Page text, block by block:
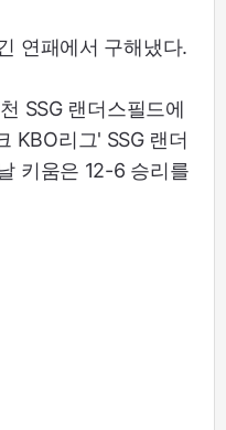
연패에서 구해냈다.
SSG 랜더스필드에
KBO리그' SSG 랜더
키움은 12-6 승리를